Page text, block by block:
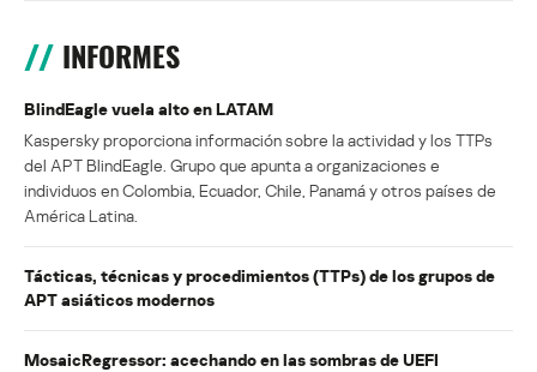
INFORMES
BlindEagle vuela alto en LATAM
Kaspersky proporciona información sobre la actividad y los TTPs
del APT BlindEagle. Grupo que apunta a organizaciones e
individuos en Colombia, Ecuador, Chile, Panamá y otros países de
América Latina.
Tácticas, técnicas y procedimientos (TTPs) de los grupos de
APT asiáticos modernos
MosaicRegressor: acechando en las sombras de UEFI